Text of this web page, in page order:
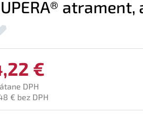
atrament,
€
DPH
€ bez DPH